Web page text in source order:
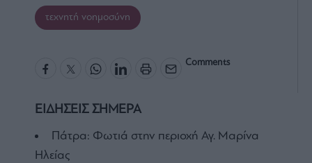
τεχνητή νοημοσύνη
Comments
ΕΙΔΗΣΕΙΣ ΣΗΜΕΡΑ
Πάτρα: Φωτιά στην περιοχή Αγ. Μαρίνα
Ηλείας